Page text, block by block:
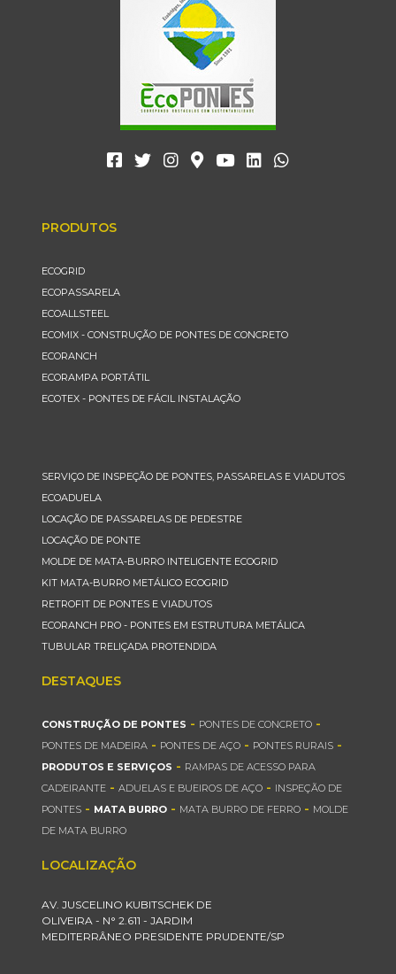
PRODUTOS
ECOGRID
ECOPASSARELA
ECOALLSTEEL
ECOMIX - CONSTRUÇÃO DE PONTES DE CONCRETO
ECORANCH
ECORAMPA PORTÁTIL
ECOTEX - PONTES DE FÁCIL INSTALAÇÃO
SERVIÇO DE INSPEÇÃO DE PONTES, PASSARELAS E VIADUTOS
ECOADUELA
LOCAÇÃO DE PASSARELAS DE PEDESTRE
LOCAÇÃO DE PONTE
MOLDE DE MATA-BURRO INTELIGENTE ECOGRID
KIT MATA-BURRO METÁLICO ECOGRID
RETROFIT DE PONTES E VIADUTOS
ECORANCH PRO - PONTES EM ESTRUTURA METÁLICA
TUBULAR TRELIÇADA PROTENDIDA
DESTAQUES
CONSTRUÇÃO DE PONTES - PONTES DE CONCRETO -
PONTES DE MADEIRA - PONTES DE AÇO - PONTES RURAIS -
PRODUTOS E SERVIÇOS - RAMPAS DE ACESSO PARA
CADEIRANTE -ADUELAS E BUEIROS DE AÇO - INSPEÇÃO DE
PONTES - MATA BURRO - MATA BURRO DE FERRO - MOLDE
DE MATA BURRO
LOCALIZAÇÃO
AV. JUSCELINO KUBITSCHEK DE
OLIVEIRA - N° 2.611 - JARDIM
MEDITERRÂNEO PRESIDENTE PRUDENTE/SP